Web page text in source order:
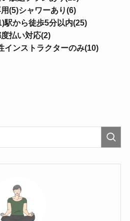
(5)シャワーあり(6)
駅から徒歩5分以内(25)
払い対応(2)
インストラクターのみ(10)